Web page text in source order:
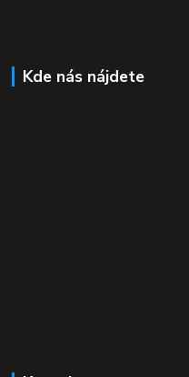
Kde nás nájdete